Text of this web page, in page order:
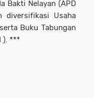
Bakti Nelayan (APD
diversifikasi Usaha
Buku Tabungan
). ***